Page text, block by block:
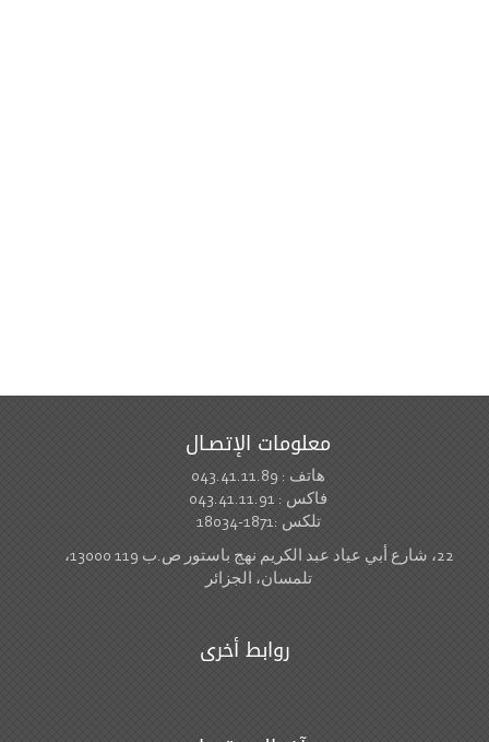
معلومات الإتصـال
هاتف : 043.41.11.89
فاكس : 043.41.11.91
تلكس :1871-18034
22، شارع أبي عياد عبد الكريم نهج باستور ص.ب 119 13000،
تلمسان، الجزائر
روابط أخرى